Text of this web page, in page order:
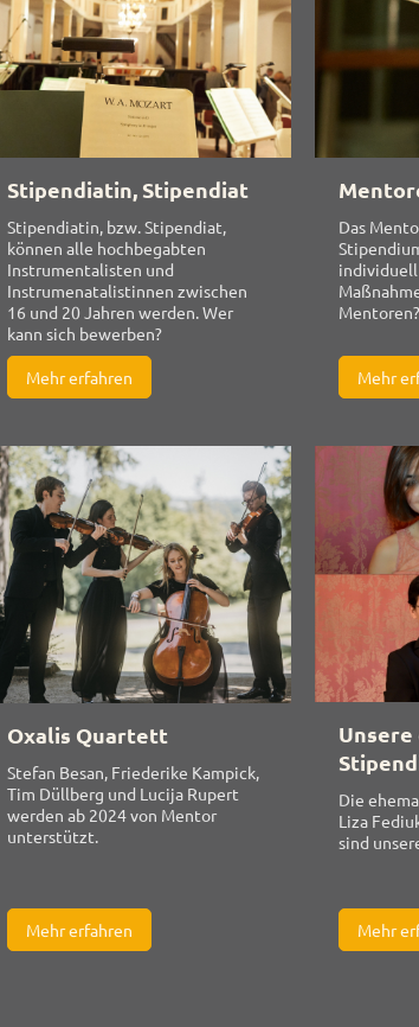
Stipendiatin, Stipendiat
Stipendiatin, bzw. Stipendiat,
können alle hochbegabten
Instrumentalisten und
Instrumenatalistinnen zwischen
16 und 20 Jahren werden. Wer
kann sich bewerben?
Mehr erfahren
Das
Mentoren?
Mehr
Oxalis Quartett
Stefan Besan, Friederike Kampick,
Tim Düllberg und Lucija Rupert
werden ab 2024 von Mentor
unterstützt.
Mehr erfahren
Die
Liza
sind
Mehr